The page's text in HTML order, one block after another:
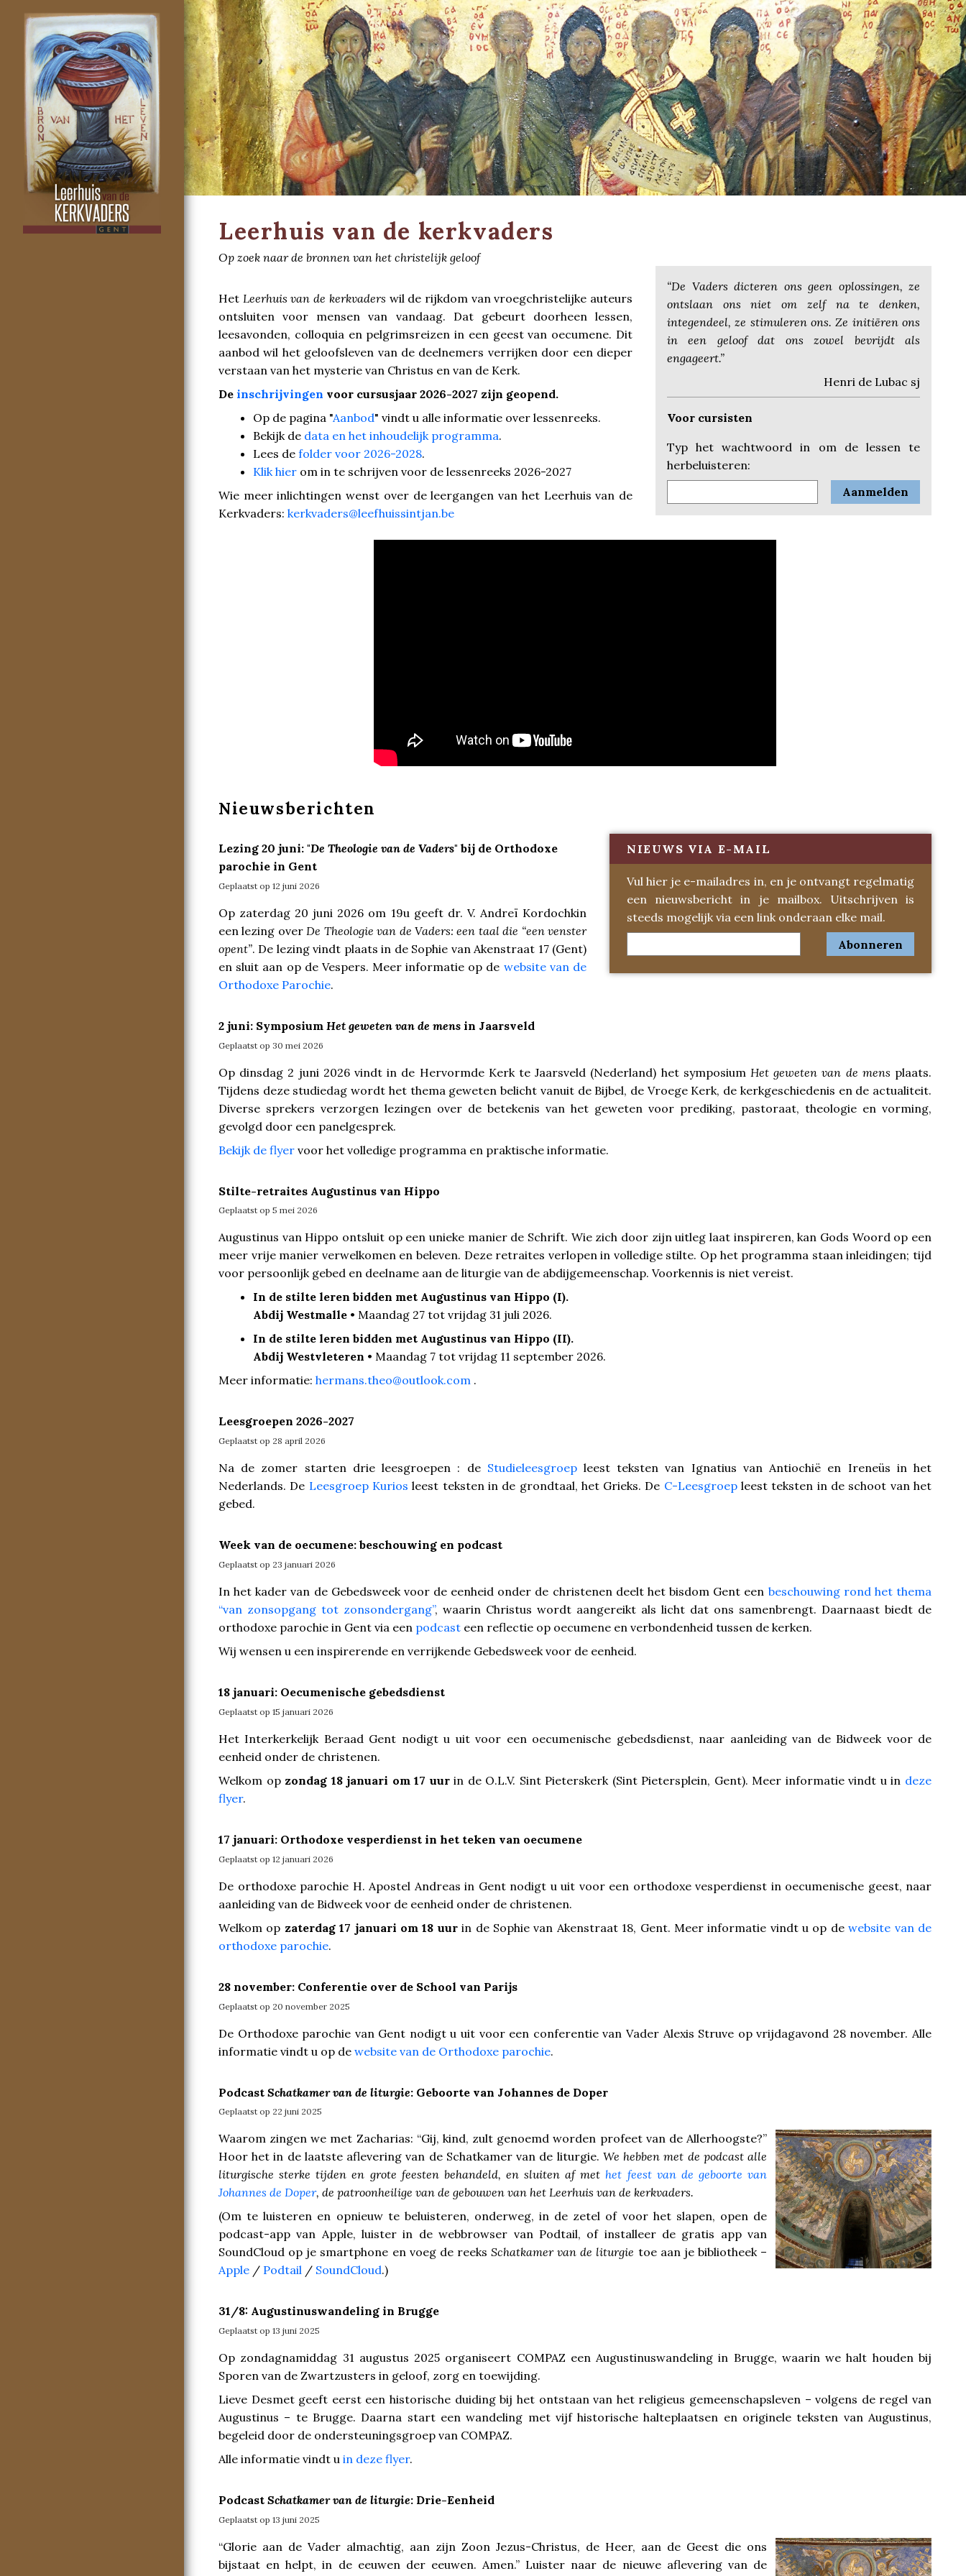
Leerhuis van de kerkvaders
“De Vaders dicteren ons geen oplossingen, ze
ontslaan ons niet om zelf na te denken,
integendeel, ze stimuleren ons. Ze initiëren ons
in een geloof dat ons zowel bevrijdt als
engageert.”
Henri de Lubac sj
Voor cursisten
Typ het wachtwoord in om de lessen te
herbeluisteren:
Op zoek naar de bronnen van het christelijk geloof
Het Leerhuis van de kerkvaders wil de rijkdom van vroegchristelijke auteurs
ontsluiten voor mensen van vandaag. Dat gebeurt doorheen lessen,
leesavonden, colloquia en pelgrimsreizen in een geest van oecumene. Dit
aanbod wil het geloofsleven van de deelnemers verrijken door een dieper
verstaan van het mysterie van Christus en van de Kerk.
De inschrijvingen voor cursusjaar 2026-2027 zijn geopend.
Op de pagina "Aanbod" vindt u alle informatie over lessenreeks.
Bekijk de data en het inhoudelijk programma.
Lees de folder voor 2026-2028.
Klik hier om in te schrijven voor de lessenreeks 2026-2027
Wie meer inlichtingen wenst over de leergangen van het Leerhuis van de
Kerkvaders: kerkvaders@leefhuissintjan.be
Nieuwsberichten
NIEUWS VIA E-MAIL
Vul hier je e-mailadres in, en je ontvangt regelmatig
een nieuwsbericht in je mailbox. Uitschrijven is
steeds mogelijk via een link onderaan elke mail.
Lezing 20 juni: "De Theologie van de Vaders" bij de Orthodoxe
parochie in Gent
Geplaatst op 12 juni 2026
Op zaterdag 20 juni 2026 om 19u geeft dr. V. Andreï Kordochkin
een lezing over De Theologie van de Vaders: een taal die “een venster
opent”. De lezing vindt plaats in de Sophie van Akenstraat 17 (Gent)
en sluit aan op de Vespers. Meer informatie op de website van de
Orthodoxe Parochie.
2 juni: Symposium Het geweten van de mens in Jaarsveld
Geplaatst op 30 mei 2026
Op dinsdag 2 juni 2026 vindt in de Hervormde Kerk te Jaarsveld (Nederland) het symposium Het geweten van de mens plaats.
Tijdens deze studiedag wordt het thema geweten belicht vanuit de Bijbel, de Vroege Kerk, de kerkgeschiedenis en de actualiteit.
Diverse sprekers verzorgen lezingen over de betekenis van het geweten voor prediking, pastoraat, theologie en vorming,
gevolgd door een panelgesprek.
Bekijk de flyer voor het volledige programma en praktische informatie.
Stilte-retraites Augustinus van Hippo
Geplaatst op 5 mei 2026
Augustinus van Hippo ontsluit op een unieke manier de Schrift. Wie zich door zijn uitleg laat inspireren, kan Gods Woord op een
meer vrije manier verwelkomen en beleven. Deze retraites verlopen in volledige stilte. Op het programma staan inleidingen; tijd
voor persoonlijk gebed en deelname aan de liturgie van de abdijgemeenschap. Voorkennis is niet vereist.
In de stilte leren bidden met Augustinus van Hippo (I).
Abdij Westmalle • Maandag 27 tot vrijdag 31 juli 2026.
In de stilte leren bidden met Augustinus van Hippo (II).
Abdij Westvleteren • Maandag 7 tot vrijdag 11 september 2026.
Meer informatie: hermans.theo@outlook.com .
Leesgroepen 2026-2027
Geplaatst op 28 april 2026
Na de zomer starten drie leesgroepen : de Studieleesgroepleest teksten van Ignatius van Antiochië en Ireneüs in het
Nederlands. De Leesgroep Kurios leest teksten in de grondtaal, het Grieks. De C-Leesgroepleest teksten in de schoot van het
gebed.
Week van de oecumene: beschouwing en podcast
Geplaatst op 23 januari 2026
In het kader van de Gebedsweek voor de eenheid onder de christenen deelt het bisdom Gent een beschouwing rond het thema
“van zonsopgang tot zonsondergang”, waarin Christus wordt aangereikt als licht dat ons samenbrengt. Daarnaast biedt de
orthodoxe parochie in Gent via een podcast een reflectie op oecumene en verbondenheid tussen de kerken.
Wij wensen u een inspirerende en verrijkende Gebedsweek voor de eenheid.
18 januari: Oecumenische gebedsdienst
Geplaatst op 15 januari 2026
Het Interkerkelijk Beraad Gent nodigt u uit voor een oecumenische gebedsdienst, naar aanleiding van de Bidweek voor de
eenheid onder de christenen.
Welkom op zondag 18 januari om 17 uurin de O.L.V. Sint Pieterskerk (Sint Pietersplein, Gent). Meer informatie vindt u in deze
flyer.
17 januari: Orthodoxe vesperdienst in het teken van oecumene
Geplaatst op 12 januari 2026
De orthodoxe parochie H. Apostel Andreas in Gent nodigt u uit voor een orthodoxe vesperdienst in oecumenische geest, naar
aanleiding van de Bidweek voor de eenheid onder de christenen.
Welkom op zaterdag 17 januari om 18 uurin de Sophie van Akenstraat 18, Gent. Meer informatie vindt u op dewebsite van de
orthodoxe parochie.
28 november: Conferentie over de School van Parijs
Geplaatst op 20 november 2025
De Orthodoxe parochie van Gent nodigt u uit voor een conferentie van Vader Alexis Struve op vrijdagavond 28 november. Alle
informatie vindt u op de website van de Orthodoxe parochie.
Podcast Schatkamer van de liturgie: Geboorte van Johannes de Doper
Geplaatst op 22 juni 2025
Waarom zingen we met Zacharias: “Gij, kind, zult genoemd worden profeet van de Allerhoogste?”
Hoor het in de laatste aflevering van de Schatkamer van de liturgie. We hebben met de podcast alle
liturgische sterke tijden en grote feesten behandeld, en sluiten af methet feest van de geboorte van
Johannes de Doper, de patroonheilige van de gebouwen van het Leerhuis van de kerkvaders.
(Om te luisteren en opnieuw te beluisteren, onderweg, in de zetel of voor het slapen, open de
podcast-app van Apple, luister in de webbrowser van Podtail, of installeer de gratis app van
SoundCloud op je smartphone en voeg de reeks Schatkamer van de liturgie toe aan je bibliotheek –
Apple / Podtail / SoundCloud.)
31/8: Augustinuswandeling in Brugge
Geplaatst op 13 juni 2025
Op zondagnamiddag 31 augustus 2025 organiseert COMPAZ een Augustinuswandeling in Brugge, waarin we halt houden bij
Sporen van de Zwartzusters in geloof, zorg en toewijding.
Lieve Desmet geeft eerst een historische duiding bij het ontstaan van het religieus gemeenschapsleven – volgens de regel van
Augustinus – te Brugge. Daarna start een wandeling met vijf historische halteplaatsen en originele teksten van Augustinus,
begeleid door de ondersteuningsgroep van COMPAZ.
Alle informatie vindt u in deze flyer.
Podcast Schatkamer van de liturgie: Drie-Eenheid
Geplaatst op 13 juni 2025
“Glorie aan de Vader almachtig, aan zijn Zoon Jezus-Christus, de Heer, aan de Geest die ons
bijstaat en helpt, in de eeuwen der eeuwen. Amen.” Luister naar de nieuwe aflevering van de